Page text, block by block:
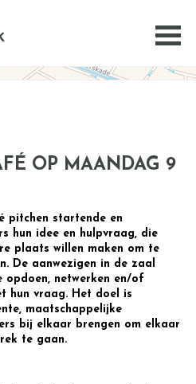
OP MAANDAG 9
pitchen startende en
hun idee en hulpvraag, die
plaats willen maken om te
De aanwezigen in de zaal
opdoen, netwerken en/of
hun vraag. Het doel is
maatschappelijke
bij elkaar brengen om elkaar
te gaan.